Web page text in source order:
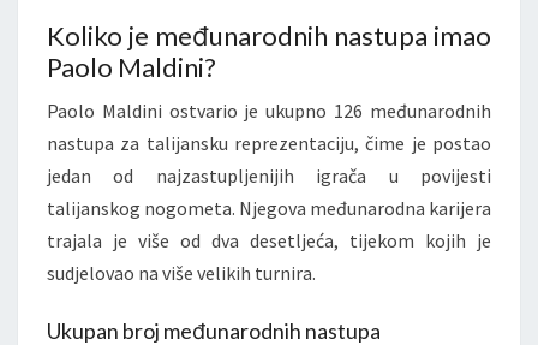
Koliko je međunarodnih nastupa imao
Paolo Maldini?
Paolo Maldini ostvario je ukupno 126 međunarodnih
nastupa za talijansku reprezentaciju, čime je postao
jedan od najzastupljenijih igrača u povijesti
talijanskog nogometa. Njegova međunarodna karijera
trajala je više od dva desetljeća, tijekom kojih je
sudjelovao na više velikih turnira.
Ukupan broj međunarodnih nastupa